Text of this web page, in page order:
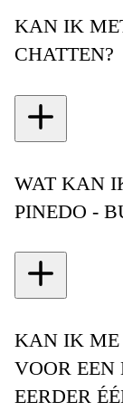
KAN IK
CHATTEN?
WAT KAN
PINEDO -
KAN IK ME
VOOR
EERDER